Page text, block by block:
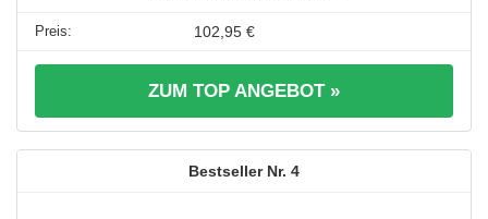
102,95 €
ZUM TOP ANGEBOT »
4